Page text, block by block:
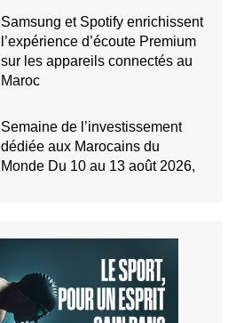
Samsung et Spotify enrichissent
l’expérience d’écoute Premium
sur les appareils connectés au
Maroc
Semaine de l’investissement
dédiée aux Marocains du
Monde Du 10 au 13 août 2026,